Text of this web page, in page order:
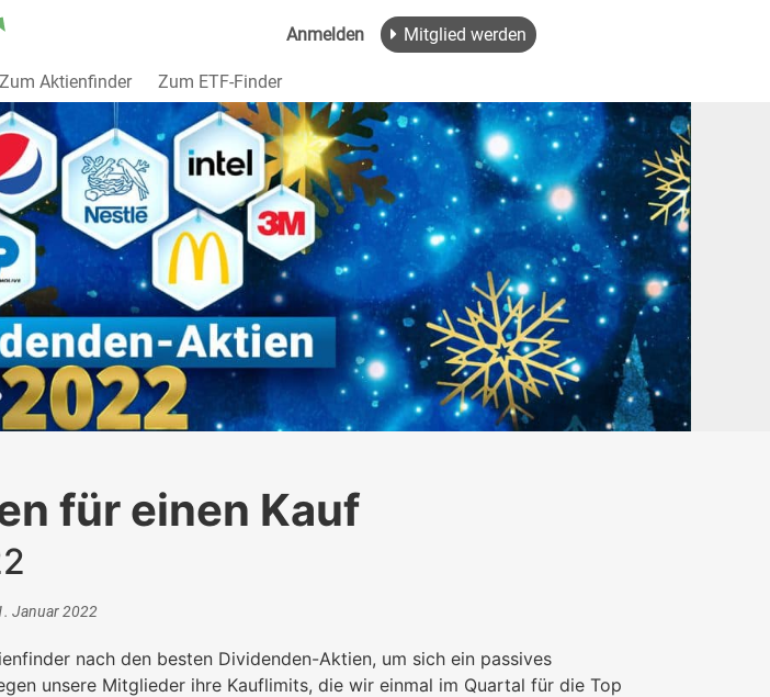
Anmelden Mitglied werden
Zum Aktienfinder Zum ETF-Finder
für einen Kauf
Januar 2022
nach den besten Dividenden-Aktien, um sich ein passives
unsere Mitglieder ihre Kauflimits, die wir einmal im Quartal für die Top